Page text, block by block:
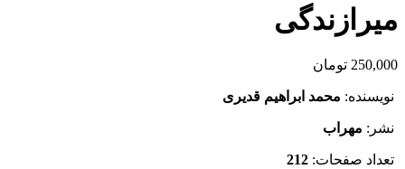
میرازندگی
250,000 تومان
نویسنده: محمد ابراهیم قدیری
نشر: مهراب
تعداد صفحات: 212